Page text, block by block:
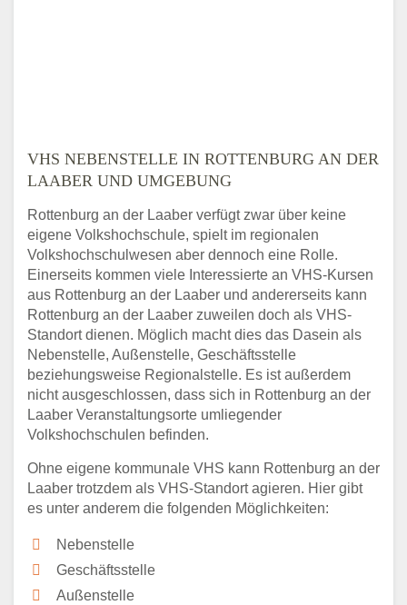
VHS NEBENSTELLE IN ROTTENBURG AN DER
LAABER UND UMGEBUNG
Rottenburg an der Laaber verfügt zwar über keine
eigene Volkshochschule, spielt im regionalen
Volkshochschulwesen aber dennoch eine Rolle.
Einerseits kommen viele Interessierte an VHS-Kursen
aus Rottenburg an der Laaber und andererseits kann
Rottenburg an der Laaber zuweilen doch als VHS-
Standort dienen. Möglich macht dies das Dasein als
Nebenstelle, Außenstelle, Geschäftsstelle
beziehungsweise Regionalstelle. Es ist außerdem
nicht ausgeschlossen, dass sich in Rottenburg an der
Laaber Veranstaltungsorte umliegender
Volkshochschulen befinden.
Ohne eigene kommunale VHS kann Rottenburg an der
Laaber trotzdem als VHS-Standort agieren. Hier gibt
es unter anderem die folgenden Möglichkeiten:
Nebenstelle
Geschäftsstelle
Außenstelle